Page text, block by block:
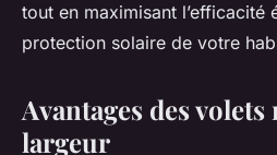
tout en maximisant l’efficacité
protection solaire de votre
Avantages des
largeur